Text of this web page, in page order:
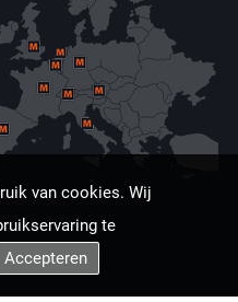
van cookies. Wij
te
Accepteren